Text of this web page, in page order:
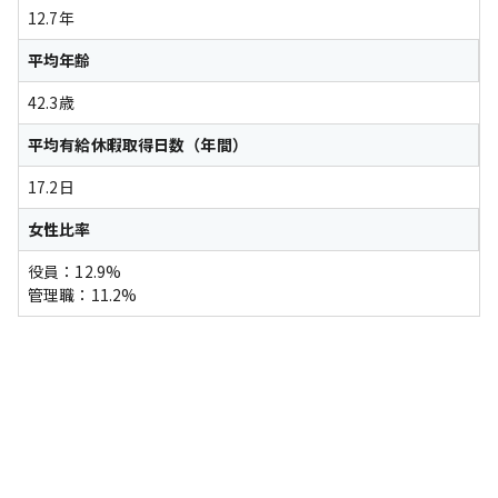
12.7年
平均年齢
42.3歳
平均有給休暇取得日数（年間）
17.2日
女性比率
役員：12.9%
管理職：11.2%